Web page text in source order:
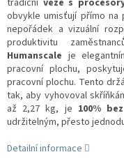
tradičnívěže s
obvykle umisťují přímo na
nepořádek a vizuální
produktivitu
Humanscale je
pracovní plochu,
pracovní plochu. Tento
tak, aby vyhovoval
až 2,27 kg, je 100%
udržitelným, přesto
Detailní informace